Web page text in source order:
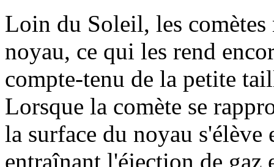
Loin du Soleil, les comètes
noyau, ce qui les rend
compte-tenu de la petite
Lorsque la comète se
la surface du noyau s'élève
entraînant l'éjection de gaz